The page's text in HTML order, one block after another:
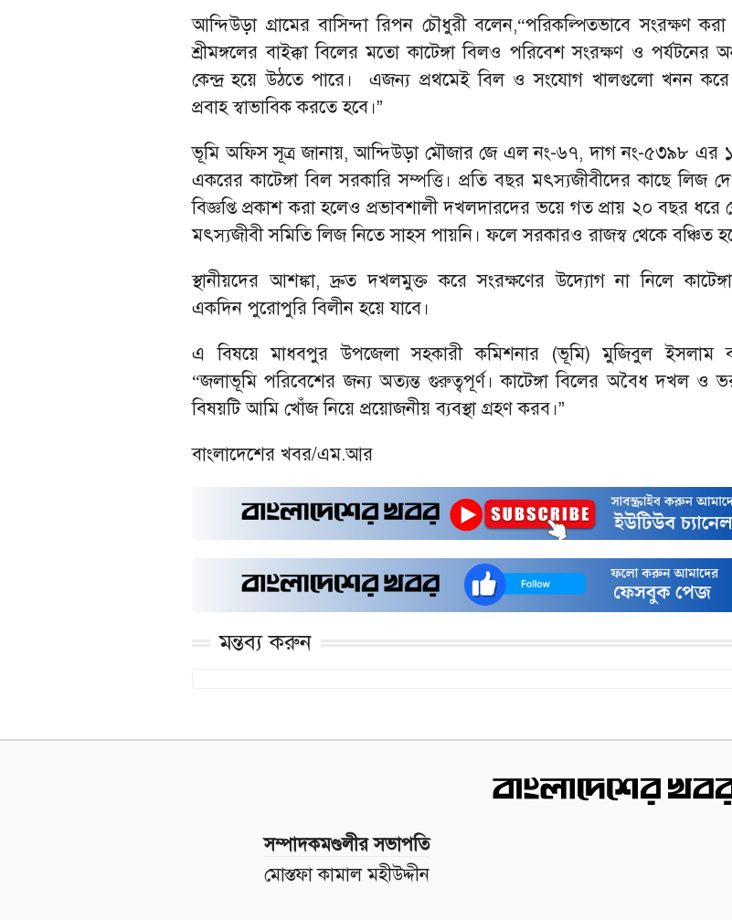
আন্দিউড়া গ্রামের বাসিন্দা রিপন চৌধুরী বলেন,“পরিকল্পিতভাবে সংরক্ষণ
শ্রীমঙ্গলের বাইক্কা বিলের মতো কাটেঙ্গা বিলও পরিবেশ সংরক্ষণ ও পর্যটনের
কেন্দ্র হয়ে উঠতে পারে। এজন্য প্রথমেই বিল ও সংযোগ খালগুলো খনন করে
প্রবাহ স্বাভাবিক করতে হবে।”
ভূমি অফিস সূত্র জানায়, আন্দিউড়া মৌজার জে এল নং-৬৭, দাগ নং-৫৩৯৮ এর
একরের কাটেঙ্গা বিল সরকারি সম্পত্তি। প্রতি বছর মৎস্যজীবীদের কাছে লিজ
বিজ্ঞপ্তি প্রকাশ করা হলেও প্রভাবশালী দখলদারদের ভয়ে গত প্রায় ২০ বছর
মৎস্যজীবী সমিতি লিজ নিতে সাহস পায়নি। ফলে সরকারও রাজস্ব থেকে বঞ্চিত
স্থানীয়দের আশঙ্কা, দ্রুত দখলমুক্ত করে সংরক্ষণের উদ্যোগ না নিলে
একদিন পুরোপুরি বিলীন হয়ে যাবে।
এ বিষয়ে মাধবপুর উপজেলা সহকারী কমিশনার (ভূমি) মুজিবুল ইসলাম
“জলাভূমি পরিবেশের জন্য অত্যন্ত গুরুত্বপূর্ণ। কাটেঙ্গা বিলের অবৈধ দখল ও
বিষয়টি আমি খোঁজ নিয়ে প্রয়োজনীয় ব্যবস্থা গ্রহণ করব।”
বাংলাদেশের খবর/এম.আর
মন্তব্য করুন
সম্পাদকমণ্ডলীর সভাপতি
মোস্তফা কামাল মহীউদ্দীন